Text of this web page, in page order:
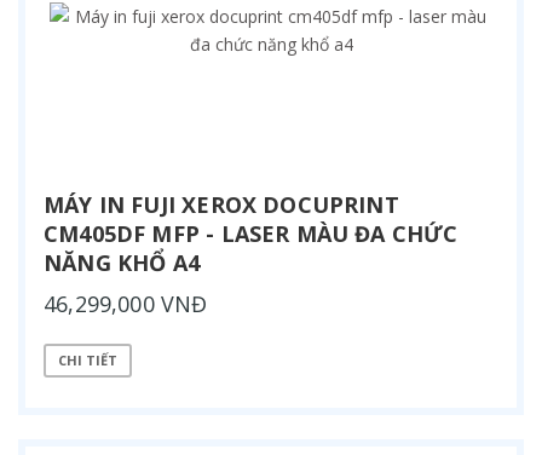
MÁY IN FUJI XEROX DOCUPRINT
CM405DF MFP - LASER MÀU ĐA CHỨC
NĂNG KHỔ A4
46,299,000 VNĐ
CHI TIẾT